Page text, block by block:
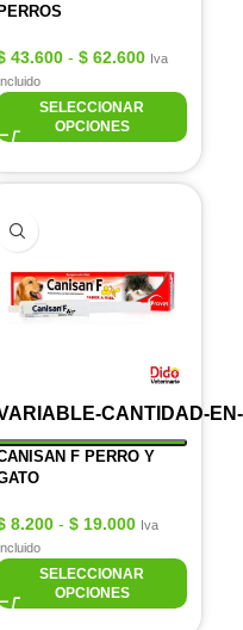
PERROS
43.600 - $ 62.600 Iva
SELECCIONAR
OPCIONES
ML CANTIDAD-
F PERRO Y
8.200 - $ 19.000 Iva
SELECCIONAR
OPCIONES